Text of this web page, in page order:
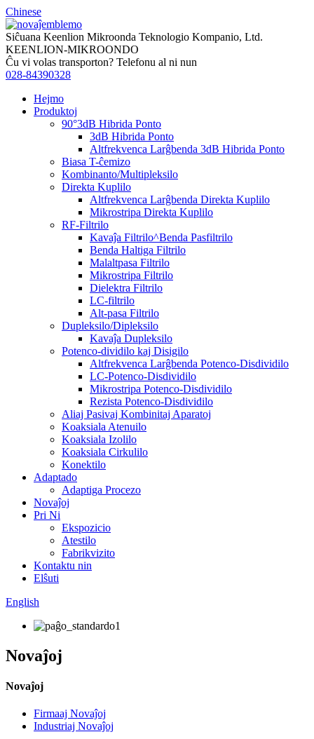
Chinese
Siĉuana Keenlion Mikroonda Teknologio Kompanio, Ltd.
KEENLION-MIKROONDO
Ĉu vi volas transporton? Telefonu al ni nun
028-84390328
Hejmo
Produktoj
90°3dB Hibrida Ponto
3dB Hibrida Ponto
Altfrekvenca Larĝbenda 3dB Hibrida Ponto
Biasa T-ĉemizo
Kombinanto/Multipleksilo
Direkta Kuplilo
Altfrekvenca Larĝbenda Direkta Kuplilo
Mikrostripa Direkta Kuplilo
RF-Filtrilo
Kavaĵa Filtrilo^Benda Pasfiltrilo
Benda Haltiga Filtrilo
Malaltpasa Filtrilo
Mikrostripa Filtrilo
Dielektra Filtrilo
LC-filtrilo
Alt-pasa Filtrilo
Dupleksilo/Dipleksilo
Kavaĵa Dupleksilo
Potenco-dividilo kaj Disigilo
Altfrekvenca Larĝbenda Potenco-Disdividilo
LC-Potenco-Disdividilo
Mikrostripa Potenco-Disdividilo
Rezista Potenco-Disdividilo
Aliaj Pasivaj Kombinitaj Aparatoj
Koaksiala Atenuilo
Koaksiala Izolilo
Koaksiala Cirkulilo
Konektilo
Adaptado
Adaptiga Procezo
Novaĵoj
Pri Ni
Ekspozicio
Atestilo
Fabrikvizito
Kontaktu nin
Elŝuti
English
Novaĵoj
Novaĵoj
Firmaaj Novaĵoj
Industriaj Novaĵoj